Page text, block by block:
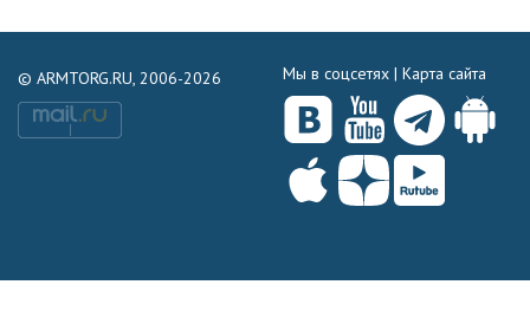
© ARMTORG.RU, 2006-2026 Мы в соцсетях | Карта сайта